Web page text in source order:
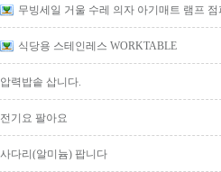
무빙세일 거울 수레 의자 아기매트 램프
식당용 스테인레스 WORKTABLE
압력밥솥 삽니다.
전기요 팔아요
사다리(알미늄) 팝니다